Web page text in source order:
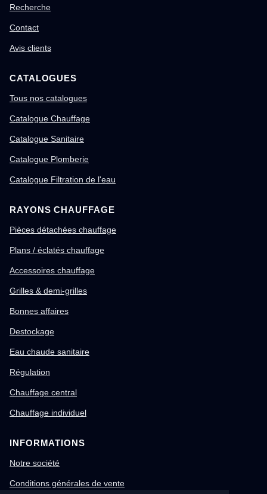
Recherche
Contact
Avis clients
CATALOGUES
Tous nos catalogues
Catalogue Chauffage
Catalogue Sanitaire
Catalogue Plomberie
Catalogue Filtration de l'eau
RAYONS CHAUFFAGE
Pièces détachées chauffage
Plans / éclatés chauffage
Accessoires chauffage
Grilles & demi-grilles
Bonnes affaires
Destockage
Eau chaude sanitaire
Régulation
Chauffage central
Chauffage individuel
INFORMATIONS
Notre société
Conditions générales de vente